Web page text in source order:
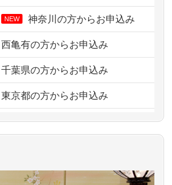
NEW 神奈川の方からお申込み
西亀有の方からお申込み
千葉県の方からお申込み
東京都の方からお申込み
中野区の方からお申込み
虎ノ門の方からお申込み